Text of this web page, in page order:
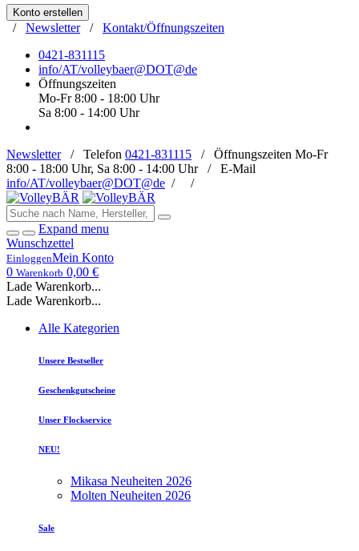
Konto erstellen
/ Newsletter/ Kontakt/Öffnungszeiten
0421-831115
info/AT/volleybaer@DOT@de
Öffnungszeiten
Mo-Fr 8:00 - 18:00 Uhr
Sa 8:00 - 14:00 Uhr
Newsletter/ Telefon 0421-831115 / Öffnungszeiten Mo-Fr
8:00 - 18:00 Uhr, Sa 8:00 - 14:00 Uhr / E-Mail
info/AT/volleybaer@DOT@de / /
Expand menu
Wunschzettel
EinloggenMein Konto
0 Warenkorb 0,00 €
Lade Warenkorb...
Lade Warenkorb...
Alle Kategorien
Unsere Bestseller
Geschenkgutscheine
Unser Flockservice
NEU!
Mikasa Neuheiten 2026
Molten Neuheiten 2026
Sale